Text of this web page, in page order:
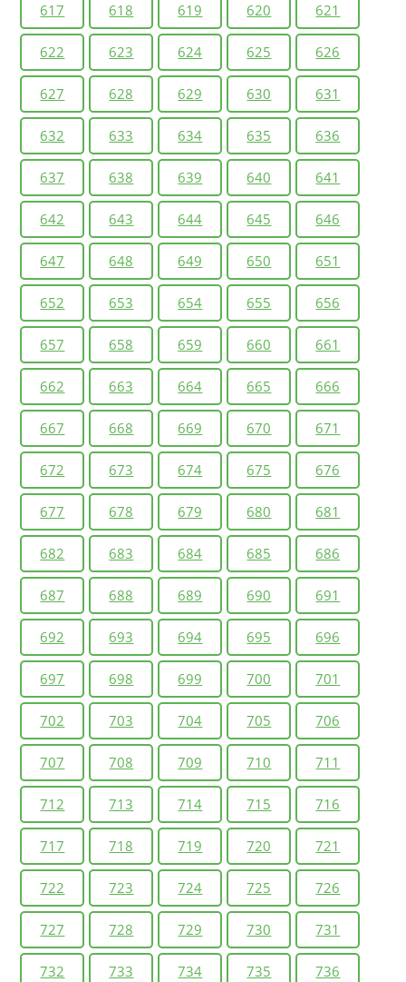
617 618 619 620 621
622 623 624 625 626
627 628 629 630 631
632 633 634 635 636
637 638 639 640 641
642 643 644 645 646
647 648 649 650 651
652 653 654 655 656
657 658 659 660 661
662 663 664 665 666
667 668 669 670 671
672 673 674 675 676
677 678 679 680 681
682 683 684 685 686
687 688 689 690 691
692 693 694 695 696
697 698 699 700 701
702 703 704 705 706
707 708 709 710 711
712 713 714 715 716
717 718 719 720 721
722 723 724 725 726
727 728 729 730 731
732 733 734 735 736